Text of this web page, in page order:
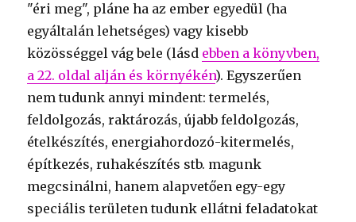
"éri meg", pláne ha az ember egyedül (ha
egyáltalán lehetséges) vagy kisebb
közösséggel vág bele (lásd ebben a könyvben,
a 22. oldal alján és környékén). Egyszerűen
nem tudunk annyi mindent: termelés,
feldolgozás, raktározás, újabb feldolgozás,
ételkészítés, energiahordozó-kitermelés,
építkezés, ruhakészítés stb. magunk
megcsinálni, hanem alapvetően egy-egy
speciális területen tudunk ellátni feladatokat